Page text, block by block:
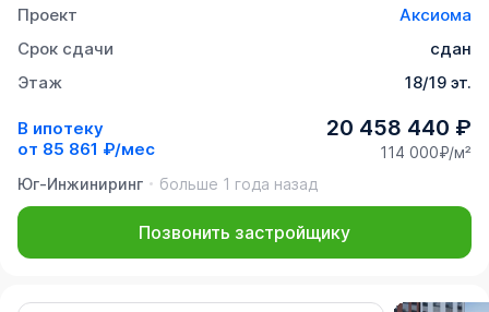
Проект
Аксиома
Срок сдачи
сдан
Этаж
18/19 эт.
В ипотеку
от 85 861 ₽/мес
20 458 440 ₽
114 000₽/м²
Юг-Инжиниринг
больше 1 года назад
Позвонить застройщику